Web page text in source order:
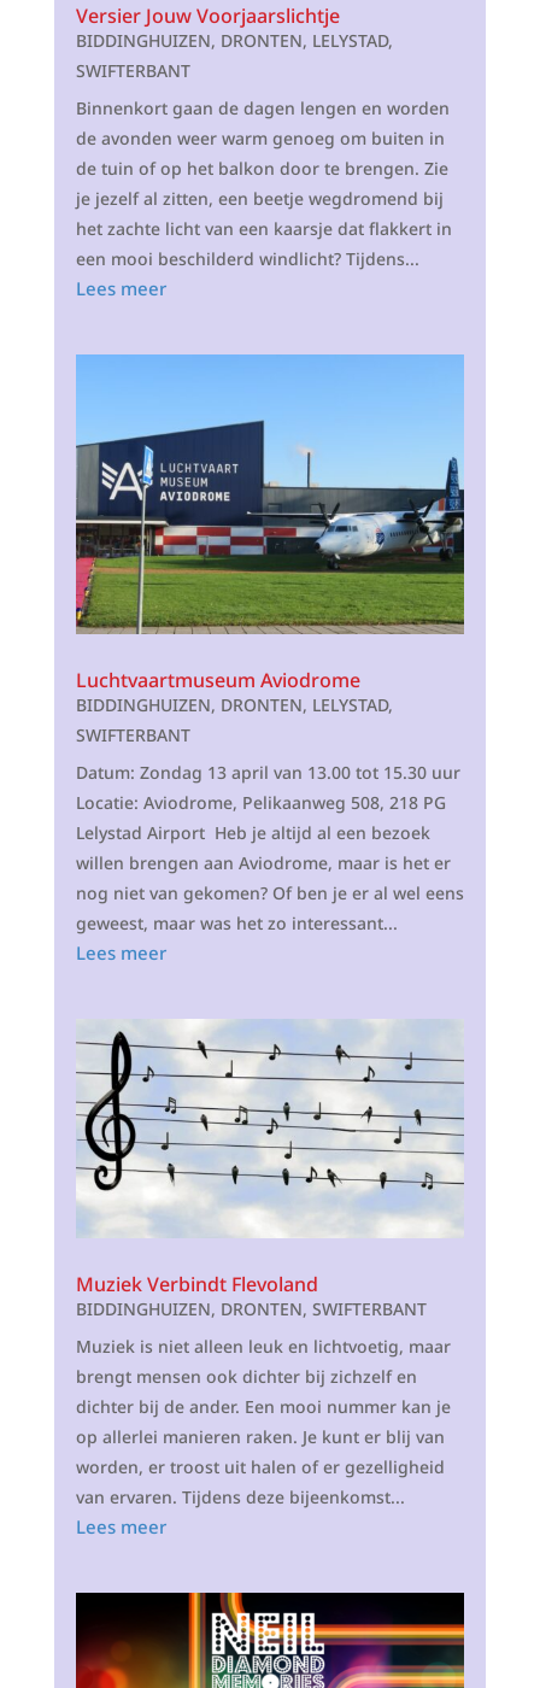
Versier Jouw Voorjaarslichtje
BIDDINGHUIZEN, DRONTEN, LELYSTAD,
SWIFTERBANT
Binnenkort gaan de dagen lengen en worden
de avonden weer warm genoeg om buiten in
de tuin of op het balkon door te brengen. Zie
je jezelf al zitten, een beetje wegdromend bij
het zachte licht van een kaarsje dat flakkert in
een mooi beschilderd windlicht? Tijdens...
Lees meer
Luchtvaartmuseum Aviodrome
BIDDINGHUIZEN, DRONTEN, LELYSTAD,
SWIFTERBANT
Datum: Zondag 13 april van 13.00 tot 15.30 uur
Locatie: Aviodrome, Pelikaanweg 508, 218 PG
Lelystad Airport Heb je altijd al een bezoek
willen brengen aan Aviodrome, maar is het er
nog niet van gekomen? Of ben je er al wel eens
geweest, maar was het zo interessant...
Lees meer
Muziek Verbindt Flevoland
BIDDINGHUIZEN, DRONTEN, SWIFTERBANT
Muziek is niet alleen leuk en lichtvoetig, maar
brengt mensen ook dichter bij zichzelf en
dichter bij de ander. Een mooi nummer kan je
op allerlei manieren raken. Je kunt er blij van
worden, er troost uit halen of er gezelligheid
van ervaren. Tijdens deze bijeenkomst...
Lees meer